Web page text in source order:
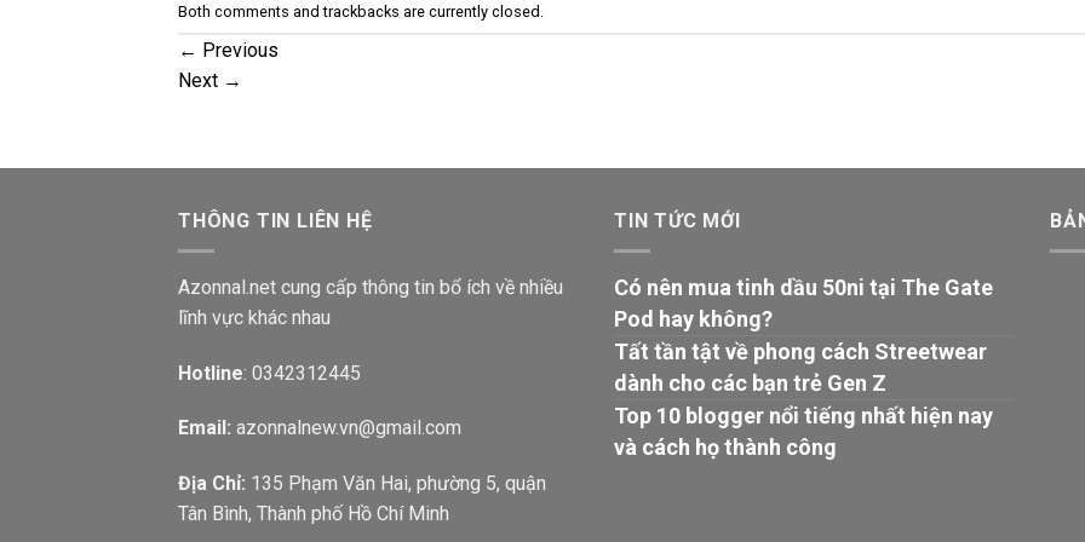
Both comments and trackbacks are currently closed.
← Previous
Next →
THÔNG TIN LIÊN HỆ
Azonnal.net cung cấp thông tin bổ ích về nhiều
lĩnh vực khác nhau
Hotline: 0342312445
Email: azonnalnew.vn@gmail.com
Địa Chỉ: 135 Phạm Văn Hai, phường 5, quận
Tân Bình, Thành phố Hồ Chí Minh
TIN TỨC MỚI
Có nên mua tinh dầu 50ni tại The Gate
Pod hay không?
Tất tần tật về phong cách Streetwear
dành cho các bạn trẻ Gen Z
Top 10 blogger nổi tiếng nhất hiện nay
và cách họ thành công